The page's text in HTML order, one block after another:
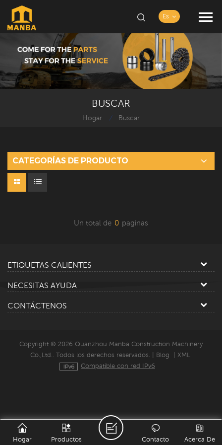
Es
BUSCAR
Hogar / Buscar
CATEGORÍAS DE PRODUCTO
Un total de 0 paginas
ETIQUETAS CALIENTES
NECESITAS AYUDA
CONTÁCTENOS
Copyright © 2026 Quanzhou Manba Construction Machinery
Co.,Ltd.. Todos los derechos reservados. |
Blog
XML
Compatible con red IPv6
Hogar Productos Acerca De
Contacto